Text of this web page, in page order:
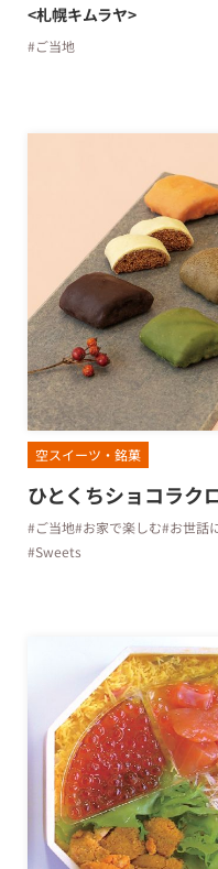
<札幌キムラヤ>
#ご当地
空スイーツ・銘菓
ひとくちショコラク
#ご当地#お家で楽しむ#お世話
#Sweets